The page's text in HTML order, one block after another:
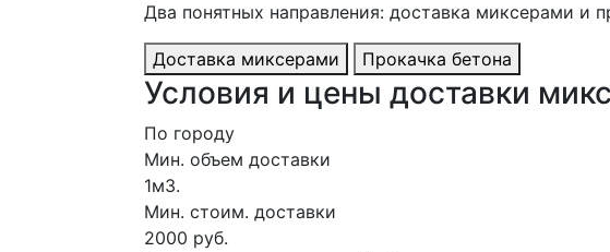
Два понятных направления: доставка миксерами и
Доставка миксерами Прокачка бетона
Условия и цены доставки
По городу
Мин. объем доставки
1м3.
Мин. стоим. доставки
2000 руб.